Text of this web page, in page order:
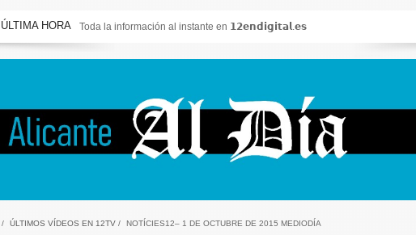
ÚLTIMA HORA Toda la información al instante en 𝟭𝟮𝗲𝗻𝗱𝗶𝗴𝗶𝘁𝗮𝗹.𝗲𝘀
/ ÚLTIMOS VÍDEOS EN 12TV/ NOTÍCIES12– 1 DE OCTUBRE DE 2015 MEDIODÍA